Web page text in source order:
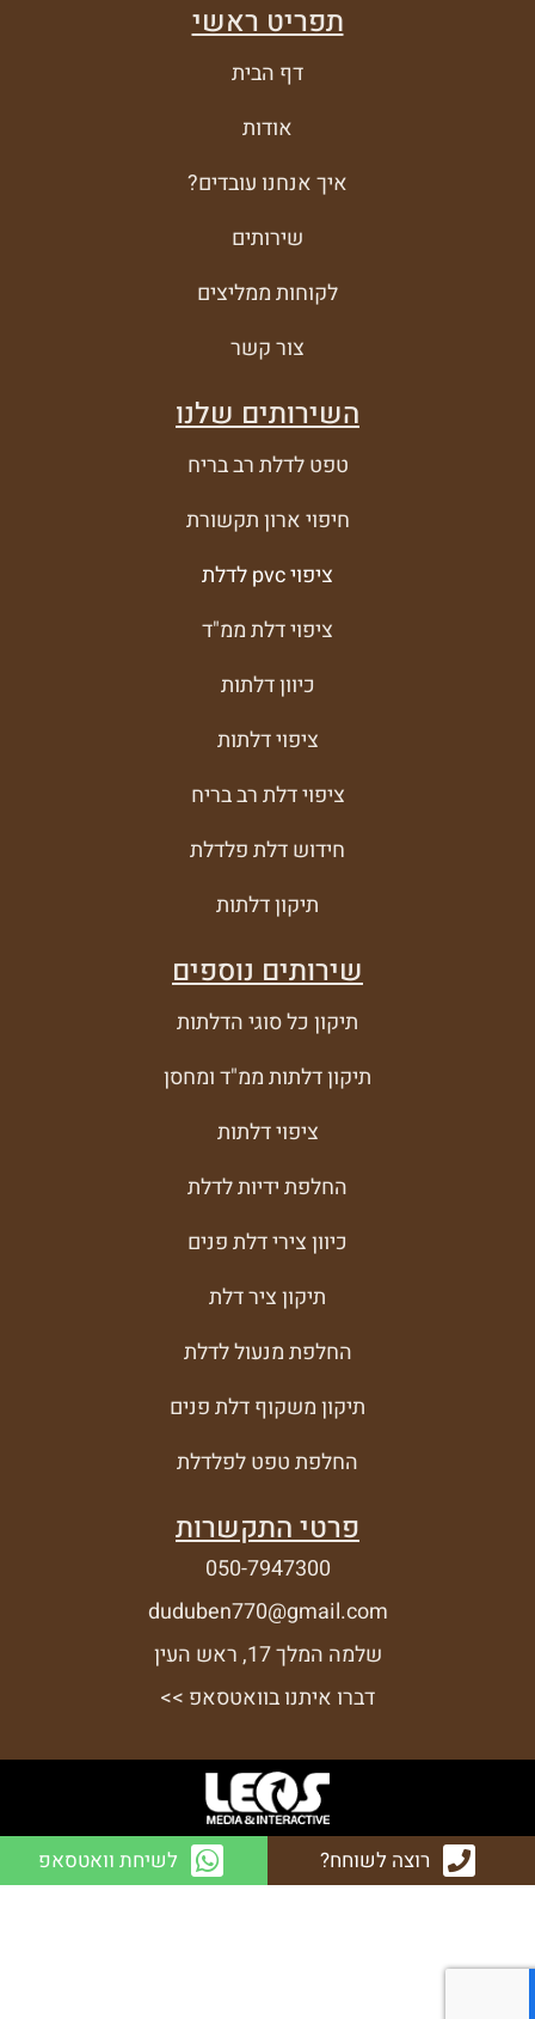
תפריט ראשי
דף הבית
אודות
איך אנחנו עובדים?
שירותים
לקוחות ממליצים
צור קשר
השירותים שלנו
טפט לדלת רב בריח
חיפוי ארון תקשורת
ציפוי pvc לדלת
ציפוי דלת ממ"ד
כיוון דלתות
ציפוי דלתות
ציפוי דלת רב בריח
חידוש דלת פלדלת
תיקון דלתות
שירותים נוספים
תיקון כל סוגי הדלתות
תיקון דלתות ממ"ד ומחסן
ציפוי דלתות
החלפת ידיות לדלת
כיוון צירי דלת פנים
תיקון ציר דלת
החלפת מנעול לדלת
תיקון משקוף דלת פנים
החלפת טפט לפלדלת
פרטי התקשרות
050-7947300
duduben770@gmail.com
שלמה המלך 17, ראש העין
דברו איתנו בוואטסאפ >>
רוצה לשוחח? לשיחת וואטסאפ